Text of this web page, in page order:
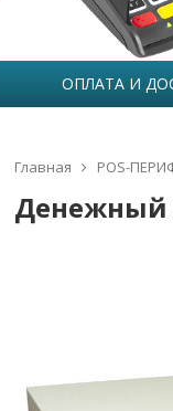
ОПЛАТА И
Главная POS-
Денежный